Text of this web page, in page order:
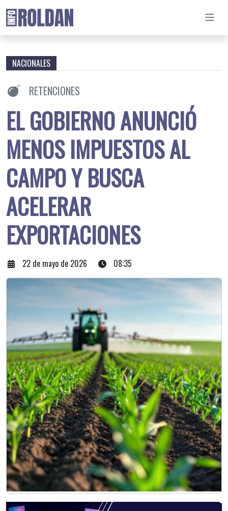
NACIONALES
RETENCIONES
EL GOBIERNO ANUNCIÓ
MENOS IMPUESTOS AL
CAMPO Y BUSCA
ACELERAR
EXPORTACIONES
22 de mayo de 2026 08:35